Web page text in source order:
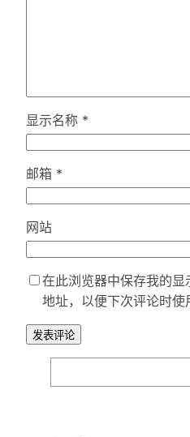
显示名称 *
邮箱 *
网站
在此浏览器中保存我的
地址，以便下次评论时使
e